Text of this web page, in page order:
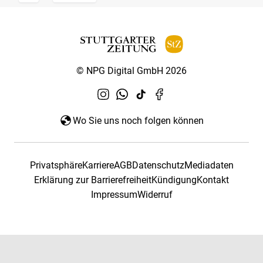
© NPG Digital GmbH 2026
Wo Sie uns noch folgen können
PrivatsphäreKarriereAGBDatenschutzMediadaten
Erklärung zur BarrierefreiheitKündigungKontakt
ImpressumWiderruf